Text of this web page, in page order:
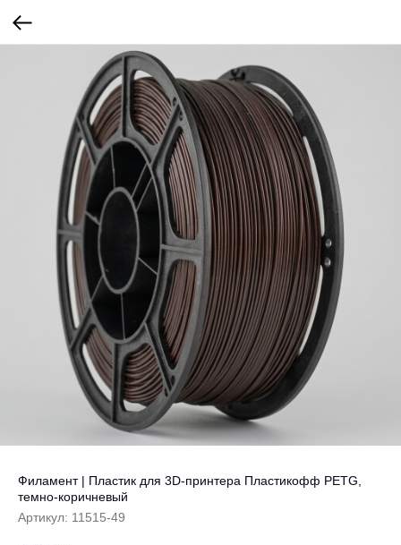
Филамент | Пластик для 3D-принтера Пластикофф PETG,
темно-коричневый
Артикул: 11515-49